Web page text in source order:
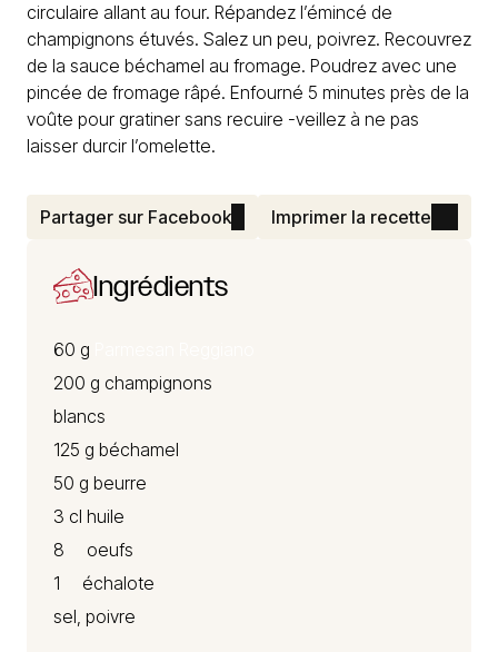
circulaire allant au four. Répandez l’émincé de
champignons étuvés. Salez un peu, poivrez. Recouvrez
de la sauce béchamel au fromage. Poudrez avec une
pincée de fromage râpé. Enfourné 5 minutes près de la
voûte pour gratiner sans recuire -veillez à ne pas
laisser durcir l’omelette.
Partager sur Facebook Imprimer la recette
Ingrédients
60 g
200 g champignons
blancs
125 g béchamel
50 g beurre
3 cl huile
8 oeufs
1 échalote
sel, poivre